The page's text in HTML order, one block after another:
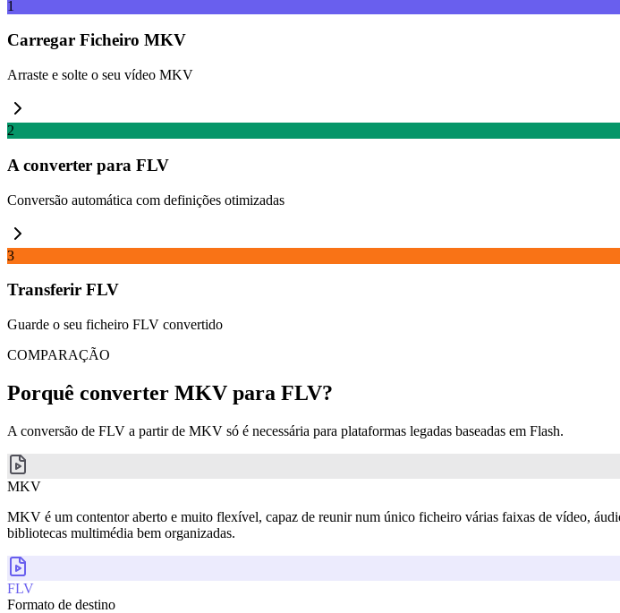
1
Carregar Ficheiro MKV
Arraste e solte o seu vídeo MKV
2
A converter para FLV
Conversão automática com definições otimizadas
3
Transferir FLV
Guarde o seu ficheiro FLV convertido
COMPARAÇÃO
Porquê converter MKV para FLV?
A conversão de FLV a partir de MKV só é necessária para plataformas legadas baseadas em Flash.
MKV
MKV é um contentor aberto e muito flexível, capaz de reunir num único ficheiro várias faixas de vídeo,
bibliotecas multimédia bem organizadas.
FLV
Formato de destino